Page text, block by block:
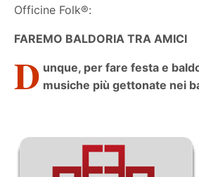
Officine Folk®:
FAREMO BALDORIA TRA AMICI
D unque, per fare festa e
musiche più gettonate nei